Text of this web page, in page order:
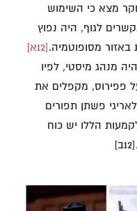
מצא כי השימוש
לגוף, היה נפוץ
באזור מסופוטמיה.[12א]
מנהג מיסטי, לפיו
פפירוס, מקפלים את
פשתן תפורים
הללו יש כוח